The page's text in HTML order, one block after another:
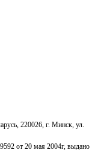
220026, г. Минск, ул.
от 20 мая 2004г, выдано